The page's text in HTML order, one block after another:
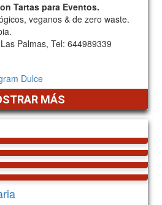
Tartas para Eventos.
veganos & de zero waste.
Palmas, Tel: 644989339
Dulce
MÁS